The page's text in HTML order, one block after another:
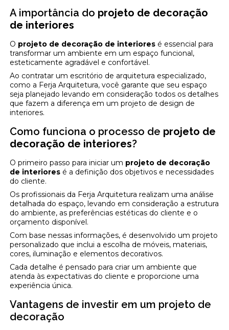
A importância do projeto de decoração
de interiores
O projeto de decoração de interiores é essencial para
transformar um ambiente em um espaço funcional,
esteticamente agradável e confortável.
Ao contratar um escritório de arquitetura especializado,
como a Ferja Arquitetura, você garante que seu espaço
seja planejado levando em consideração todos os detalhes
que fazem a diferença em um projeto de design de
interiores.
Como funciona o processo de projeto de
decoração de interiores?
O primeiro passo para iniciar um projeto de decoração
de interiores é a definição dos objetivos e necessidades
do cliente.
Os profissionais da Ferja Arquitetura realizam uma análise
detalhada do espaço, levando em consideração a estrutura
do ambiente, as preferências estéticas do cliente e o
orçamento disponível.
Com base nessas informações, é desenvolvido um projeto
personalizado que inclui a escolha de móveis, materiais,
cores, iluminação e elementos decorativos.
Cada detalhe é pensado para criar um ambiente que
atenda às expectativas do cliente e proporcione uma
experiência única.
Vantagens de investir em um projeto de
decoração